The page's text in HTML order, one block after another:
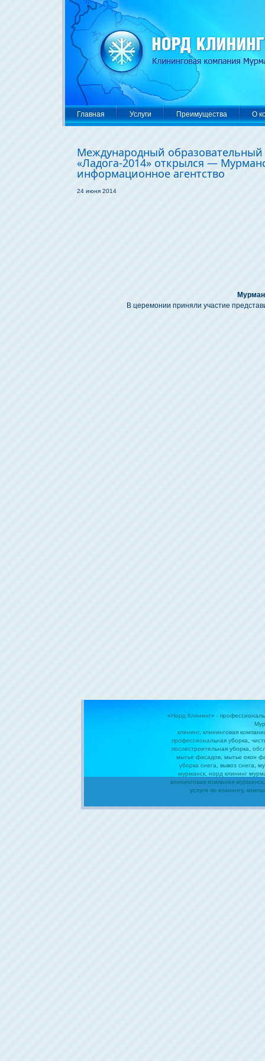
Главная Услуги Преимущества О
Международный
«Ладога-2014» открылся —
информационное агентство
24 июня 2014
В церемонии приняли участие
«Норд Клининг» -
клининг, клининговая
профессиональная уборка
послестроительная уборка
мытье фасадов мытье окон
уборка снега
вывоз снега
мурманск, норд клининг
клининговая компания мурманск
услуги по клинингу,